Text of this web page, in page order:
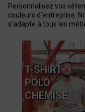
Personnalisez vos
couleurs d’entreprise.
s’adapte à tous les
T-SHIRT
POLO
CHEMISE